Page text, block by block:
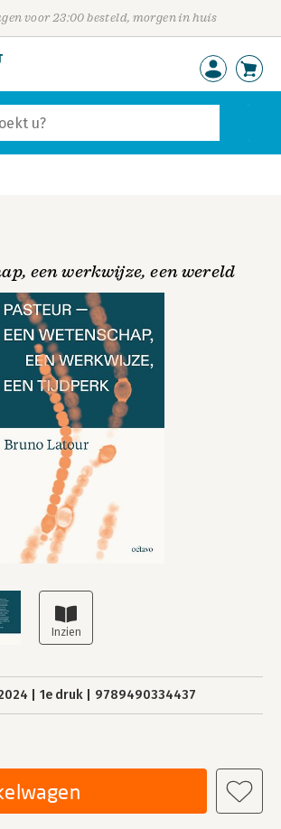
voor 23:00 besteld, morgen in huis
een werkwijze, een wereld
1e druk 9789490334437